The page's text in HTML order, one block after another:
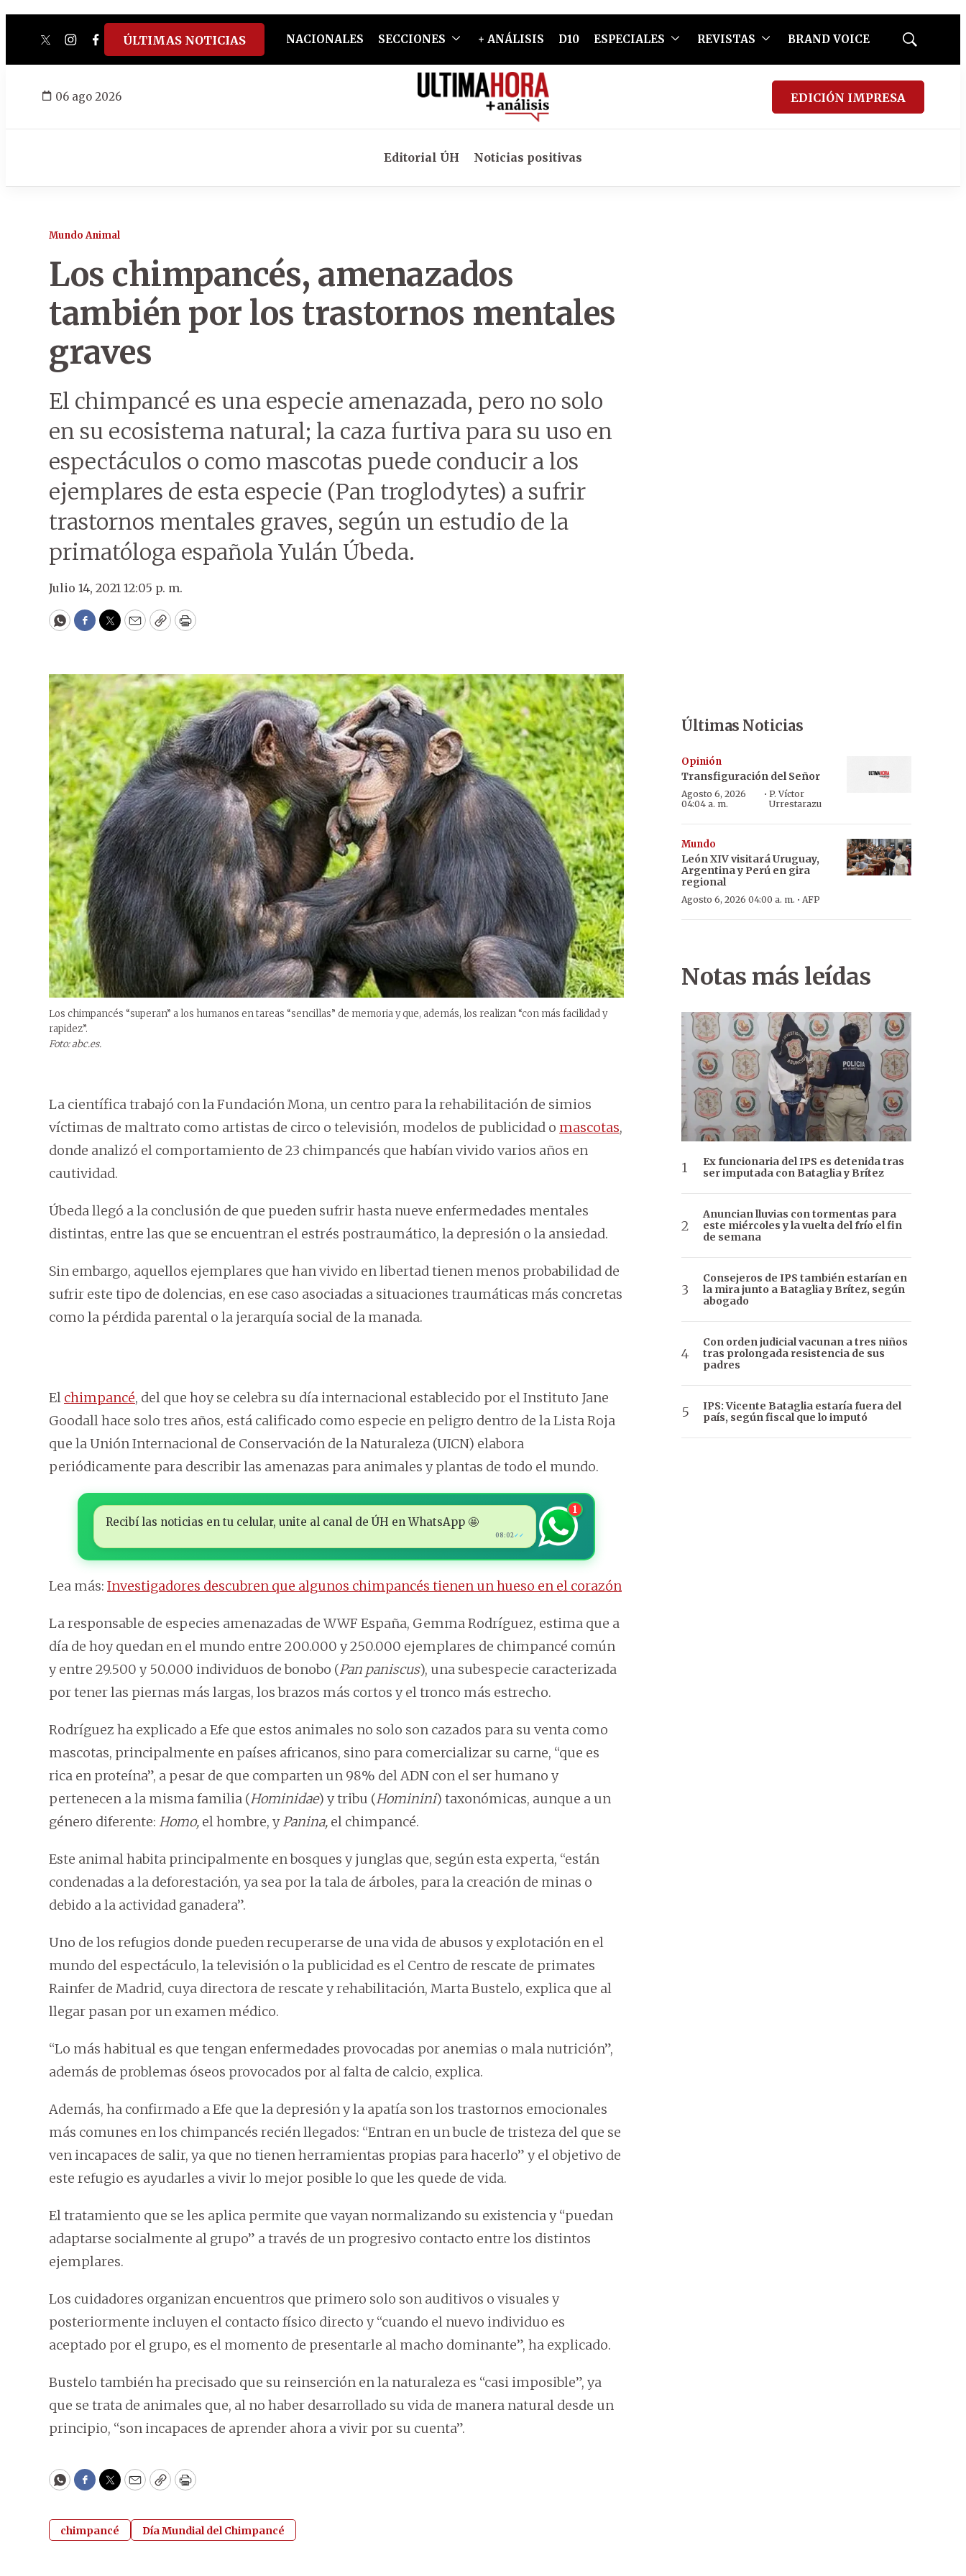
twitterinstagram
facebook
tiktokyoutube
spotify
ÚLTIMAS NOTICIAS NACIONALES SECCIONES + ANÁLISIS D10 ESPECIALES REVISTAS BRAND VOICE
Mostrar
06 ago 2026 EDICIÓN IMPRESA
Editorial ÚH Noticias positivas
Mundo Animal
Los chimpancés, amenazados
también por los trastornos mentales
graves
El chimpancé es una especie amenazada, pero no solo
en su ecosistema natural; la caza furtiva para su uso en
espectáculos o como mascotas puede conducir a los
ejemplares de esta especie (Pan troglodytes) a sufrir
trastornos mentales graves, según un estudio de la
primatóloga española Yulán Úbeda.
Julio 14, 2021 12:05 p. m.
WhatsApp
Facebook
Twitter
EmailCopyPrint
Los chimpancés “superan” a los humanos en tareas “sencillas” de memoria y que, además, los realizan “con más facilidad y
rapidez”.
Foto: abc.es.
La científica trabajó con la Fundación Mona, un centro para la rehabilitación de simios
víctimas de maltrato como artistas de circo o televisión, modelos de publicidad o mascotas,
donde analizó el comportamiento de 23 chimpancés que habían vivido varios años en
cautividad.
Úbeda llegó a la conclusión de que pueden sufrir hasta nueve enfermedades mentales
distintas, entre las que se encuentran el estrés postraumático, la depresión o la ansiedad.
Sin embargo, aquellos ejemplares que han vivido en libertad tienen menos probabilidad de
sufrir este tipo de dolencias, en ese caso asociadas a situaciones traumáticas más concretas
como la pérdida parental o la jerarquía social de la manada.
El chimpancé, del que hoy se celebra su día internacional establecido por el Instituto Jane
Goodall hace solo tres años, está calificado como especie en peligro dentro de la Lista Roja
que la Unión Internacional de Conservación de la Naturaleza (UICN) elabora
periódicamente para describir las amenazas para animales y plantas de todo el mundo.
Recibí las noticias en tu celular, unite al canal de ÚH en WhatsApp 🤩
08:02✓✓
1
Lea más: Investigadores descubren que algunos chimpancés tienen un hueso en el corazón
La responsable de especies amenazadas de WWF España, Gemma Rodríguez, estima que a
día de hoy quedan en el mundo entre 200.000 y 250.000 ejemplares de chimpancé común
y entre 29.500 y 50.000 individuos de bonobo (Pan paniscus), una subespecie caracterizada
por tener las piernas más largas, los brazos más cortos y el tronco más estrecho.
Rodríguez ha explicado a Efe que estos animales no solo son cazados para su venta como
mascotas, principalmente en países africanos, sino para comercializar su carne, “que es
rica en proteína”, a pesar de que comparten un 98% del ADN con el ser humano y
pertenecen a la misma familia (Hominidae) y tribu (Hominini) taxonómicas, aunque a un
género diferente: Homo, el hombre, yPanina, el chimpancé.
Este animal habita principalmente en bosques y junglas que, según esta experta, “están
condenadas a la deforestación, ya sea por la tala de árboles, para la creación de minas o
debido a la actividad ganadera”.
Uno de los refugios donde pueden recuperarse de una vida de abusos y explotación en el
mundo del espectáculo, la televisión o la publicidad es el Centro de rescate de primates
Rainfer de Madrid, cuya directora de rescate y rehabilitación, Marta Bustelo, explica que al
llegar pasan por un examen médico.
“Lo más habitual es que tengan enfermedades provocadas por anemias o mala nutrición”,
además de problemas óseos provocados por al falta de calcio, explica.
Además, ha confirmado a Efe que la depresión y la apatía son los trastornos emocionales
más comunes en los chimpancés recién llegados: “Entran en un bucle de tristeza del que se
ven incapaces de salir, ya que no tienen herramientas propias para hacerlo” y el objetivo de
este refugio es ayudarles a vivir lo mejor posible lo que les quede de vida.
El tratamiento que se les aplica permite que vayan normalizando su existencia y “puedan
adaptarse socialmente al grupo” a través de un progresivo contacto entre los distintos
ejemplares.
Los cuidadores organizan encuentros que primero solo son auditivos o visuales y
posteriormente incluyen el contacto físico directo y “cuando el nuevo individuo es
aceptado por el grupo, es el momento de presentarle al macho dominante”, ha explicado.
Bustelo también ha precisado que su reinserción en la naturaleza es “casi imposible”, ya
que se trata de animales que, al no haber desarrollado su vida de manera natural desde un
principio, “son incapaces de aprender ahora a vivir por su cuenta”.
WhatsApp
Facebook
Twitter
EmailCopyPrint
chimpancé Día Mundial del Chimpancé
Últimas Noticias
Opinión
Transfiguración del Señor
Agosto 6, 2026
04:04 a. m.
· P. Víctor
Urrestarazu
Mundo
León XIV visitará Uruguay,
Argentina y Perú en gira
regional
Agosto 6, 2026 04:00 a. m. · AFP
Notas más leídas
Ex funcionaria del IPS es detenida tras
ser imputada con Bataglia y Brítez
Anuncian lluvias con tormentas para
este miércoles y la vuelta del frío el fin
de semana
Consejeros de IPS también estarían en
la mira junto a Bataglia y Brítez, según
abogado
Con orden judicial vacunan a tres niños
tras prolongada resistencia de sus
padres
IPS: Vicente Bataglia estaría fuera del
país, según fiscal que lo imputó